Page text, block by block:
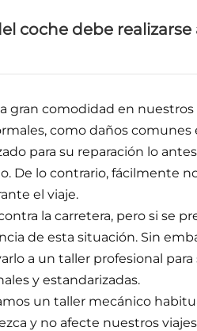
coche debe
gran comodidad en
como daños comunes
para su reparación lo
De lo contrario, fácilmente
el viaje.
la carretera, pero si se
de esta situación. Sin
a un taller profesional
y estandarizadas.
un taller mecánico
y no afecte nuestros